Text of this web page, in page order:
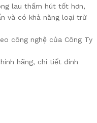
lau thấm hút tốt hơn,
và có khả năng loại trừ
công nghệ của Công Ty
hãng, chi tiết đính